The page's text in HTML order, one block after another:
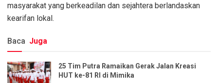
masyarakat yang berkeadilan dan sejahtera berlandaskan
kearifan lokal.
Baca Juga
25 Tim Putra Ramaikan Gerak Jalan Kreasi
HUT ke-81 RI di Mimika